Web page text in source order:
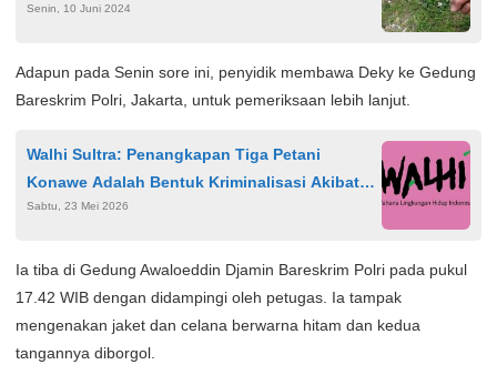
Senin, 10 Juni 2024
Adapun pada Senin sore ini, penyidik membawa Deky ke Gedung
Bareskrim Polri, Jakarta, untuk pemeriksaan lebih lanjut.
Walhi Sultra: Penangkapan Tiga Petani
Konawe Adalah Bentuk Kriminalisasi Akibat
Konflik Agraria
Sabtu, 23 Mei 2026
Ia tiba di Gedung Awaloeddin Djamin Bareskrim Polri pada pukul
17.42 WIB dengan didampingi oleh petugas. Ia tampak
mengenakan jaket dan celana berwarna hitam dan kedua
tangannya diborgol.